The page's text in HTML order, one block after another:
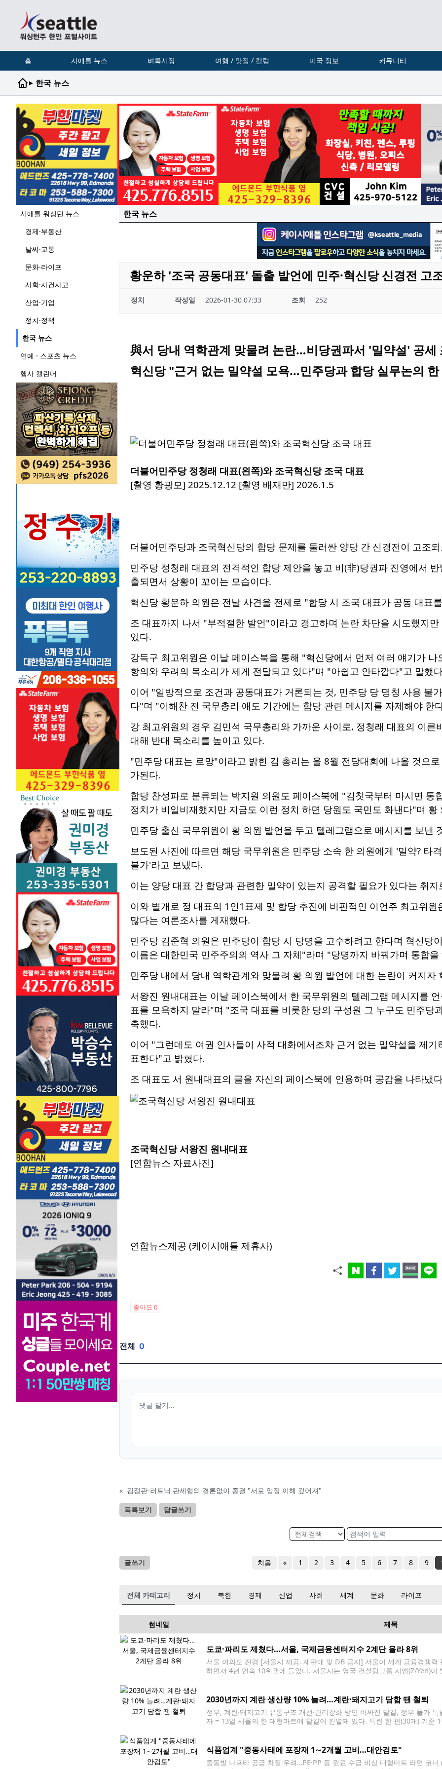
홈 시애틀 뉴스 벼룩시장 여행 / 맛집 / 칼럼 미국 정보 커뮤니티
▸ 한국 뉴스
시애틀 워싱턴 뉴스
경제·부동산
날씨·교통
문화·라이프
사회·사건사고
산업·기업
정치·정책
한국 뉴스
연예 · 스포츠 뉴스
행사 캘린더
한국 뉴스
황운하 '조국 공동대표' 돌출 발언에 민주·혁신당 신경전 고
정치 작성일 2026-01-30 07:33 조회 252
與서 당내 역학관계 맞물려 논란…비당권파서 '밀약설' 공세
혁신당 "근거 없는 밀약설 모욕…민주당과 합당 실무논의
더불어민주당 정청래 대표(왼쪽)와 조국혁신당 조국 대표
[촬영 황광모] 2025.12.12 [촬영 배재만] 2026.1.5
더불어민주당과 조국혁신당의 합당 문제를 둘러싼 양당 간 신경전이 고조
민주당 정청래 대표의 전격적인 합당 제안을 놓고 비(非)당권파 진영에서
출되면서 상황이 꼬이는 모습이다.
혁신당 황운하 의원은 전날 사견을 전제로 "합당 시 조국 대표가 공동 대표
조 대표까지 나서 "부적절한 발언"이라고 경고하며 논란 차단을 시도했지
있다.
강득구 최고위원은 이날 페이스북을 통해 "혁신당에서 먼저 여러 얘기가
항의와 우려의 목소리가 제게 전달되고 있다"며 "아쉽고 안타깝다"고 말했
이어 "일방적으로 조건과 공동대표가 거론되는 것, 민주당 당 명칭 사용 불
다"며 "이해찬 전 국무총리 애도 기간에는 합당 관련 메시지를 자제해야 한
강 최고위원의 경우 김민석 국무총리와 가까운 사이로, 정청래 대표의 이
대해 반대 목소리를 높이고 있다.
"민주당 대표는 로망"이라고 밝힌 김 총리는 올 8월 전당대회에 나올 것으
가된다.
합당 찬성파로 분류되는 박지원 의원도 페이스북에 "김칫국부터 마시면
정치가 비일비재했지만 지금도 이런 정치 하면 당원도 국민도 화낸다"며 황
민주당 출신 국무위원이 황 의원 발언을 두고 텔레그램으로 메시지를 보낸
보도된 사진에 따르면 해당 국무위원은 민주당 소속 한 의원에게 '밀약? 타
불가'라고 보냈다.
이는 양당 대표 간 합당과 관련한 밀약이 있는지 공격할 필요가 있다는 취
이와 별개로 정 대표의 1인1표제 및 합당 추진에 비판적인 이언주 최고위
많다는 여론조사를 게재했다.
민주당 김준혁 의원은 민주당이 합당 시 당명을 고수하려고 한다며 혁신당
이름은 대한민국 민주주의의 역사 그 자체"라며 "당명까지 바꿔가며 통합
민주당 내에서 당내 역학관계와 맞물려 황 의원 발언에 대한 논란이 커지자
서왕진 원내대표는 이날 페이스북에서 한 국무위원의 텔레그램 메시지를
표를 모욕하지 말라"며 "조국 대표를 비롯한 당의 구성원 그 누구도 민주당
축했다.
이어 "그런데도 여권 인사들이 사적 대화에서조차 근거 없는 밀약설을 제
표한다"고 밝혔다.
조 대표도 서 원내대표의 글을 자신의 페이스북에 인용하며 공감을 나타냈
조국혁신당 서왕진 원내대표
[연합뉴스 자료사진]
연합뉴스제공 (케이시애틀 제휴사)
좋아요 0
전체 0
« 김정관-러트닉 관세협의 결론없이 종결 "서로 입장 이해 깊어져"
목록보기 답글쓰기
글쓰기 처음 « 1 2 3 4 5 6 7 8 9
전체 카테고리 정치 북한 경제 산업 사회 세계 문화 라이프
썸네일 제목
도쿄·파리도 제쳤다…서울, 국제금융센터지수 2계단 올라 8위
서울 여의도 전경 [서울시 제공. 재판매 및 DB 금지] 서울이 세계 금융경쟁
하면서 4년 연속 10위권에 들었다. 서울시는 영국 컨설팅그룹 지옌(Z/Yen)이
2030년까지 계란 생산량 10% 늘려…계란·돼지고기 담합 땐 철퇴
정부, 계란·돼지고기 유통구조 개선·관리강화 방안 비싸진 달걀, 정부 물가
자 = 13일 서울의 한 대형마트에 달걀이 진열돼 있다. 특란 한 판(30개) 기준
식품업계 "중동사태에 포장재 1∼2개월 고비…대안검토"
중동발 나프타 공급 차질 우려…PE·PP 등 원료 수급 비상 대형마트 라면 코